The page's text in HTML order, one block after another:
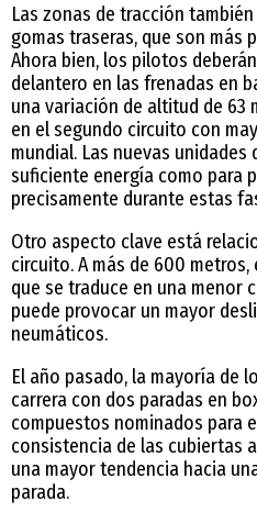
Las zonas de tracción
gomas traseras, que son más
Ahora bien, los pilotos
delantero en las frenadas en
una variación de altitud de 63
en el segundo circuito con
mundial. Las nuevas
suficiente energía como para
precisamente durante estas
Otro aspecto clave está
circuito. A más de 600
que se traduce en una menor
puede provocar un mayor
neumáticos.
El año pasado, la mayoría de
carrera con dos paradas en
compuestos nominados para
consistencia de las cubiertas
una mayor tendencia hacia
parada.